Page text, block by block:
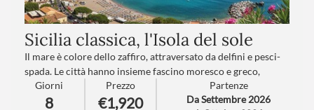
Sicilia classica, l'Isola del sole
Il mare è colore dello zaffiro, attraversato da delfini e pesci-
spada. Le città hanno insieme fascino moresco e greco,
mediterraneo e cosmopolita. I profumi sono intensi, di
zafferano, pomice, ulivi. Generosa d’Arte, la Sicilia è un
Giorni
8
Prezzo
€1,920
Partenze
Da Settembre 2026